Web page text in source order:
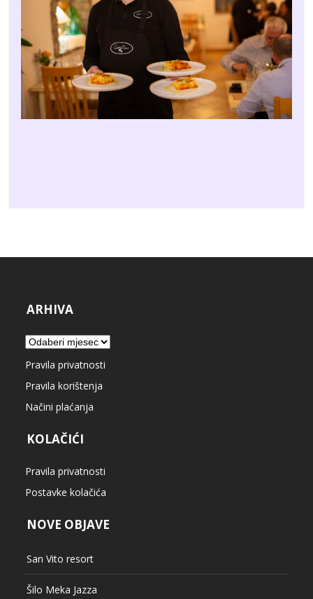
ARHIVA
Arhiva
Pravila privatnosti
Pravila korištenja
Načini plaćanja
KOLAČIĆI
Pravila privatnosti
Postavke kolačića
NOVE OBJAVE
San Vito resort
Šilo Meka Jazza